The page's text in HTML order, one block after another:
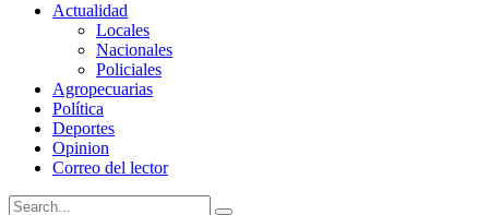
Actualidad
Locales
Nacionales
Policiales
Agropecuarias
Política
Deportes
Opinion
Correo del lector